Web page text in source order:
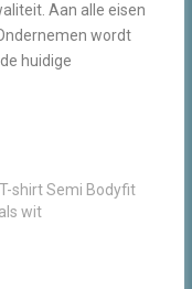
Aan alle eisen
wordt
huidige
shirt Semi Bodyfit
wit